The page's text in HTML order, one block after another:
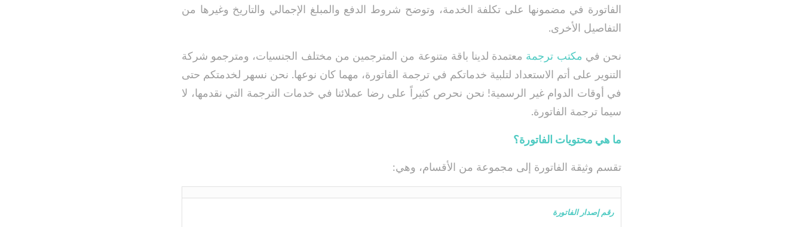
الفاتورة في مضمونها على تكلفة الخدمة، وتوضح شروط الدفع والمبلغ الإجمالي والتاريخ وغيرها من
التفاصيل الأخرى.
نحن في مكتب ترجمة معتمدة لدينا باقة متنوعة من المترجمين من مختلف الجنسيات، ومترجمو شركة
التنوير على أتم الاستعداد لتلبية خدماتكم في ترجمة الفاتورة، مهما كان نوعها. نحن نسهر لخدمتكم حتى
في أوقات الدوام غير الرسمية! نحن نحرص كثيراً على رضا عملائنا في خدمات الترجمة التي نقدمها، لا
سيما ترجمة الفاتورة.
ما هي محتويات الفاتورة؟
تقسم وثيقة الفاتورة إلى مجموعة من الأقسام، وهي:
رقم إصدار الفاتورة